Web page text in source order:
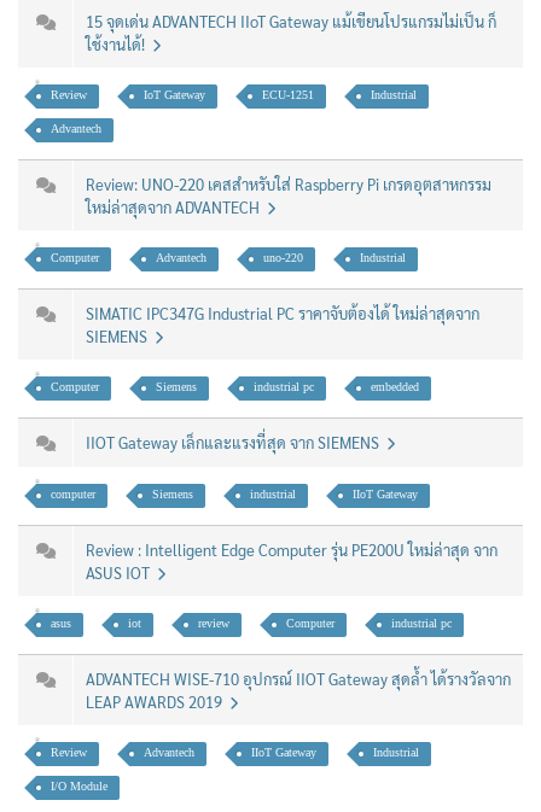
15 จุดเด่น ADVANTECH IIoT Gateway แม้เขียนโปรแกรมไม่เป็น ก็
ใช้งานได้!
Review IoT Gateway ECU-1251 Industrial
Advantech
Review: UNO-220 เคสสำหรับใส่ Raspberry Pi เกรดอุตสาหกรรม
ใหม่ล่าสุดจาก ADVANTECH
Computer Advantech uno-220 Industrial
SIMATIC IPC347G Industrial PC ราคาจับต้องได้ ใหม่ล่าสุดจาก
SIEMENS
Computer Siemens industrial pc embedded
IIOT Gateway เล็กและแรงที่สุด จาก SIEMENS
computer Siemens industrial IIoT Gateway
Review : Intelligent Edge Computer รุ่น PE200U ใหม่ล่าสุด จาก
ASUS IOT
asus iot review Computer industrial pc
ADVANTECH WISE-710 อุปกรณ์ IIOT Gateway สุดล้ำ ได้รางวัลจาก
LEAP AWARDS 2019
Review Advantech IIoT Gateway Industrial
I/O Module